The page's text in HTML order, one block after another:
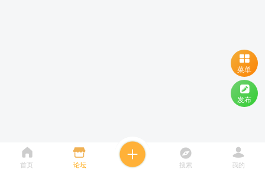
首页 论坛 搜索 我的
菜单
发布